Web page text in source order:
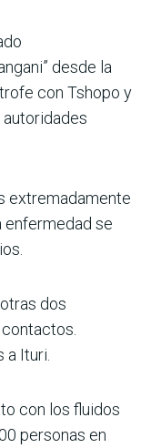
desde la
con Tshopo y
autoridades
extremadamente
enfermedad se
dos
Ituri.
con los fluidos
personas en